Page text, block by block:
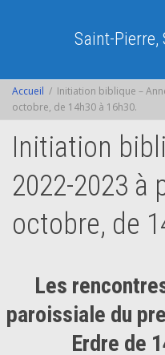
Saint-
Accueil
Initiation biblique –
octobre, de 14h30 à 16h30.
Initiation
2022-2023 à
octobre, de
Les
paroissiale du
Erdre de